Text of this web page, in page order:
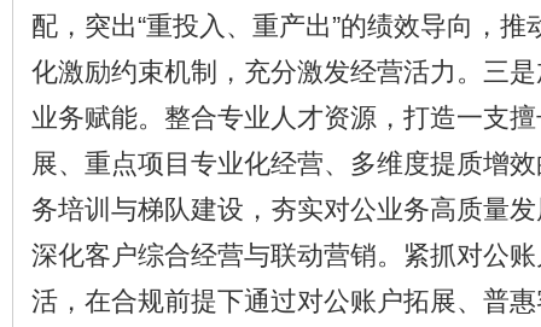
配，突出“重投入、重产出”的绩效导向，
化激励约束机制，充分激发经营活力。三
业务赋能。整合专业人才资源，打造一支
展、重点项目专业化经营、多维度提质增
务培训与梯队建设，夯实对公业务高质量
深化客户综合经营与联动营销。紧抓对公
活，在合规前提下通过对公账户拓展、普